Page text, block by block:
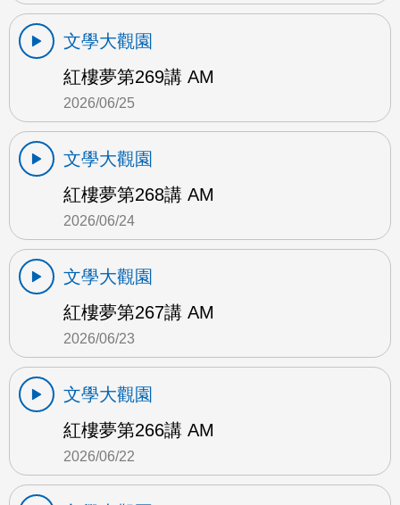
文學大觀園
紅樓夢第269講 AM
2026/06/25
文學大觀園
紅樓夢第268講 AM
2026/06/24
文學大觀園
紅樓夢第267講 AM
2026/06/23
文學大觀園
紅樓夢第266講 AM
2026/06/22